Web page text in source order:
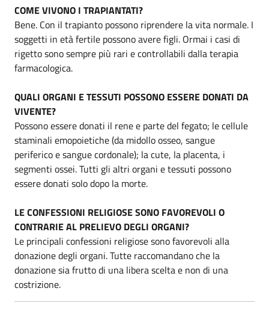
COME VIVONO I TRAPIANTATI?
Bene. Con il trapianto possono riprendere la vita normale. I
soggetti in età fertile possono avere figli. Ormai i casi di
rigetto sono sempre più rari e controllabili dalla terapia
farmacologica.
QUALI ORGANI E TESSUTI POSSONO ESSERE DONATI DA
VIVENTE?
Possono essere donati il rene e parte del fegato; le cellule
staminali emopoietiche (da midollo osseo, sangue
periferico e sangue cordonale); la cute, la placenta, i
segmenti ossei. Tutti gli altri organi e tessuti possono
essere donati solo dopo la morte.
LE CONFESSIONI RELIGIOSE SONO FAVOREVOLI O
CONTRARIE AL PRELIEVO DEGLI ORGANI?
Le principali confessioni religiose sono favorevoli alla
donazione degli organi. Tutte raccomandano che la
donazione sia frutto di una libera scelta e non di una
costrizione.